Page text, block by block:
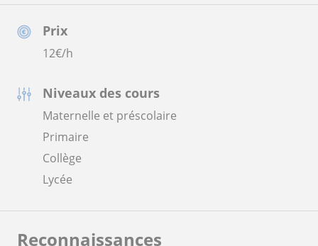
Prix
12€/h
Niveaux des cours
Maternelle et préscolaire
Primaire
Collège
Lycée
Reconnaissances